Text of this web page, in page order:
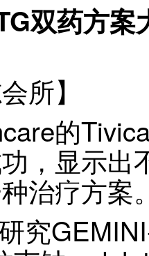
双药方
所】
的
，显示出
治疗方案